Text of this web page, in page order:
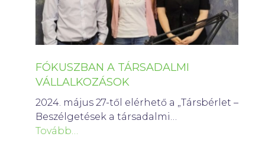
FÓKUSZBAN A TÁRSADALMI
VÁLLALKOZÁSOK
2024. május 27-től elérhető a „Társbérlet –
Beszélgetések a társadalmi…
Tovább…